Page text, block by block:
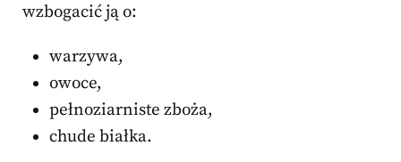
wzbogacić ją o:
warzywa,
owoce,
pełnoziarniste zboża,
chude białka.